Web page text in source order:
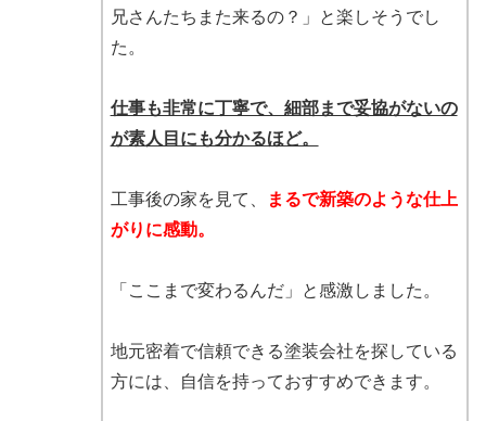
兄さんたちまた来るの？」と楽しそうでし
た。
仕事も非常に丁寧で、細部まで妥協がないの
が素人目にも分かるほど。
工事後の家を見て、
まるで新築のような仕上
がりに感動。
「ここまで変わるんだ」と感激しました。
地元密着で信頼できる塗装会社を探している
方には、自信を持っておすすめできます。